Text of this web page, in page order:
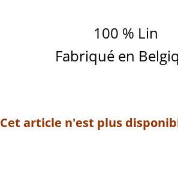
100 % Lin
Fabriqué en
Cet article n'est plus